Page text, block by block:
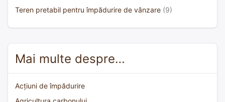
Teren pretabil pentru împădurire de vânzare (9)
Mai multe despre…
Acțiuni de împădurire